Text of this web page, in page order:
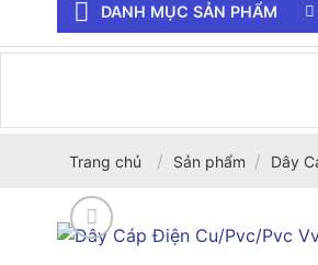
DANH MỤC SẢN PHẨM
Trang chủ / Sản phẩm / Dây